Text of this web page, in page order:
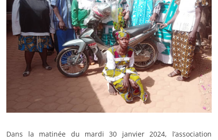
Dans la matinée du mardi 30 janvier 2024, l’association